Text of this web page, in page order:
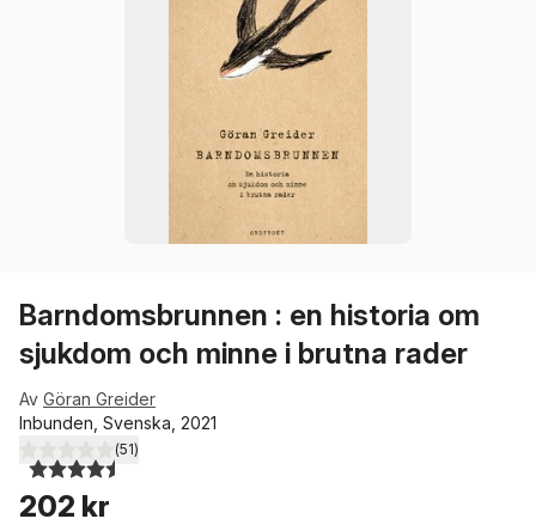
Barndomsbrunnen : en historia om
sjukdom och minne i brutna rader
Av Göran Greider
Inbunden, Svenska, 2021
4,5utav 5 stjärnor. Totalt antal röster:
(51)
202 kr